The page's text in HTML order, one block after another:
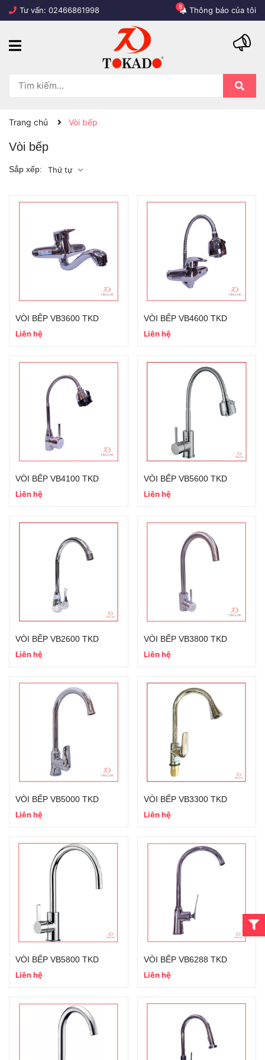
Tư vấn: 02466861998 Thông báo của tôi
8
Trang chủ Vòi bếp
Vòi bếp
Sắp xếp: Thứ tự
VÒI BẾP VB3600 TKD
Liên hệ
VÒI BẾP VB4600 TKD
Liên hệ
VÒI BẾP VB4100 TKD
Liên hệ
VÒI BẾP VB5600 TKD
Liên hệ
VÒI BẾP VB2600 TKD
Liên hệ
VÒI BẾP VB3800 TKD
Liên hệ
VÒI BẾP VB5000 TKD
Liên hệ
VÒI BẾP VB3300 TKD
Liên hệ
VÒI BẾP VB5800 TKD
Liên hệ
VÒI BẾP VB6288 TKD
Liên hệ